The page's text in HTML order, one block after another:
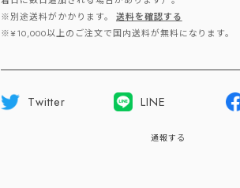
※別途送料がかかります。
送料を確認する
※¥10,000以上のご注文で国内送料が無料になります。
Twitter LINE
通報する